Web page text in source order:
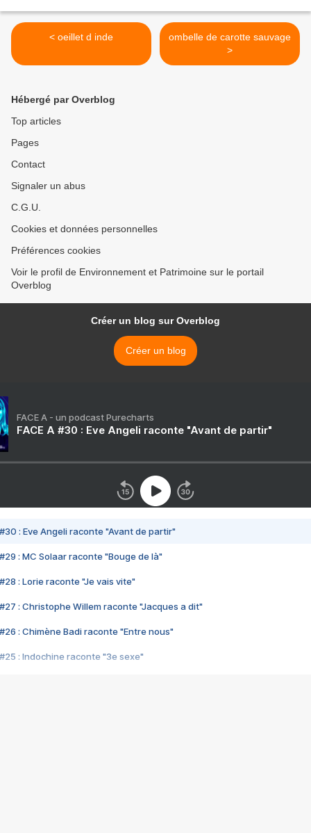
< oeillet d inde
ombelle de carotte sauvage
>
Hébergé par Overblog
Top articles
Pages
Contact
Signaler un abus
C.G.U.
Cookies et données personnelles
Préférences cookies
Voir le profil de Environnement et Patrimoine sur le portail
Overblog
Créer un blog sur Overblog
Créer un blog
FACE A - un podcast Purecharts
FACE A #30 : Eve Angeli raconte "Avant de partir"
#30 : Eve Angeli raconte "Avant de partir"
#29 : MC Solaar raconte "Bouge de là"
#28 : Lorie raconte "Je vais vite"
#27 : Christophe Willem raconte "Jacques a dit"
#26 : Chimène Badi raconte "Entre nous"
#25 : Indochine raconte "3e sexe"